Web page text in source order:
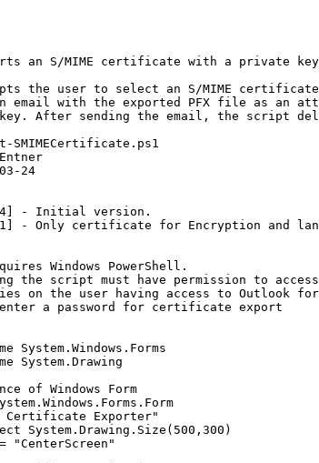
an S/MIME certificate with a private
the user to select an S/MIME
email with the exported PFX file as an
After sending the email, the script
SMIMECertificate.ps1
24
- Initial version.
- Only certificate for Encryption and
Windows PowerShell.
the script must have permission to
on the user having access to Outlook
a password for certificate export
System.Windows.Forms
System.Drawing
of Windows Form
Certificate Exporter"
System.Drawing.Size(500,300)
"CenterScreen"